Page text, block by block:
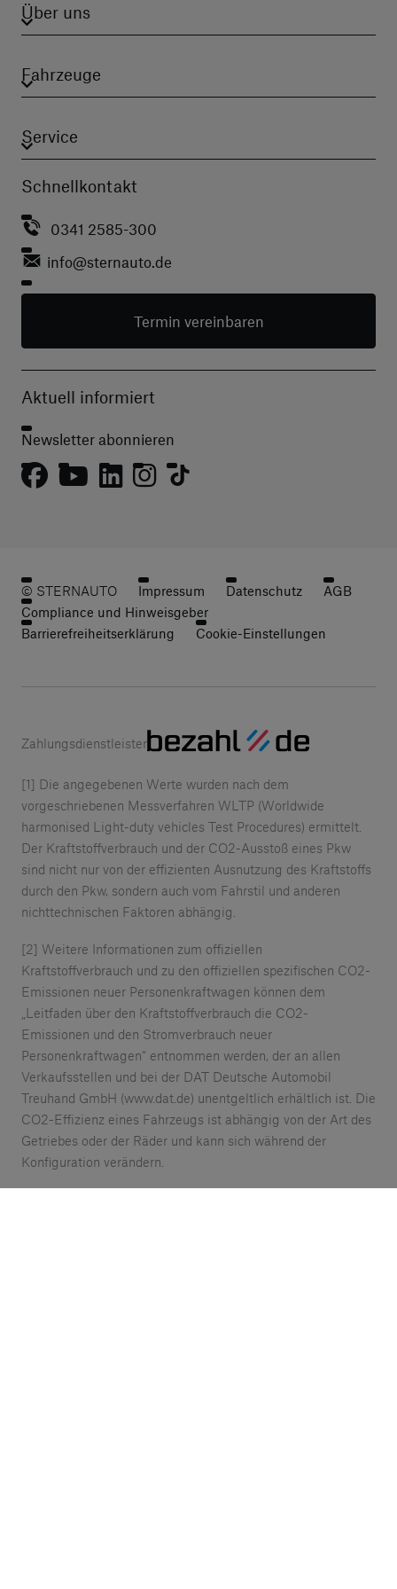
Über uns
Fahrzeuge
Service
Schnellkontakt
0341 2585-300
info@sternauto.de
Termin vereinbaren
Aktuell informiert
Newsletter abonnieren
© STERNAUTO Impressum Datenschutz
AGB
Compliance und Hinweisgeber
Barrierefreiheitserklärung
Cookie-Einstellungen
Zahlungsdienstleister
[1] Die angegebenen Werte wurden nach dem
vorgeschriebenen Messverfahren WLTP (Worldwide
harmonised Light-duty vehicles Test Procedures) ermittelt.
Der Kraftstoffverbrauch und der CO2-Ausstoß eines Pkw
sind nicht nur von der effizienten Ausnutzung des Kraftstoffs
durch den Pkw, sondern auch vom Fahrstil und anderen
nichttechnischen Faktoren abhängig.
[2] Weitere Informationen zum offiziellen
Kraftstoffverbrauch und zu den offiziellen spezifischen CO2-
Emissionen neuer Personenkraftwagen können dem
„Leitfaden über den Kraftstoffverbrauch die CO2-
Emissionen und den Stromverbrauch neuer
Personenkraftwagen“ entnommen werden, der an allen
Verkaufsstellen und bei der DAT Deutsche Automobil
Treuhand GmbH (www.dat.de) unentgeltlich erhältlich ist. Die
CO2-Effizienz eines Fahrzeugs ist abhängig von der Art des
Getriebes oder der Räder und kann sich während der
Konfiguration verändern.